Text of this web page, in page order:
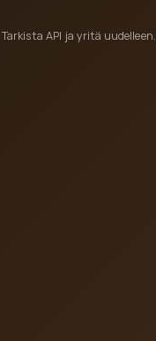
API ja yritä uudelleen.